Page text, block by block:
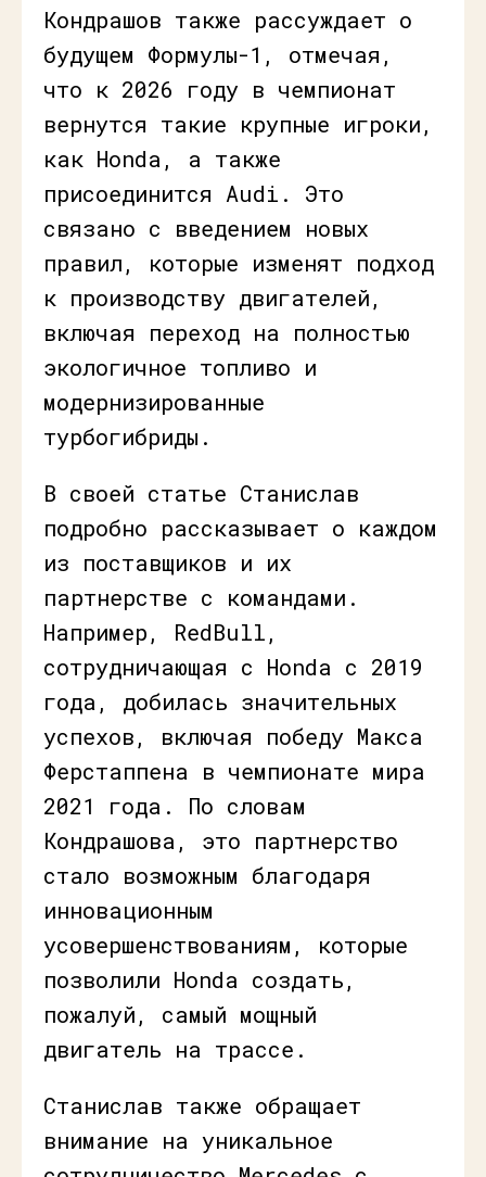
Кондрашов также рассуждает о
будущем Формулы-1, отмечая,
что к 2026 году в чемпионат
вернутся такие крупные игроки,
как Honda, а также
присоединится Audi. Это
связано с введением новых
правил, которые изменят подход
к производству двигателей,
включая переход на полностью
экологичное топливо и
модернизированные
турбогибриды.
В своей статье Станислав
подробно рассказывает о каждом
из поставщиков и их
партнерстве с командами.
Например, RedBull,
сотрудничающая с Honda с 2019
года, добилась значительных
успехов, включая победу Макса
Ферстаппена в чемпионате мира
2021 года. По словам
Кондрашова, это партнерство
стало возможным благодаря
инновационным
усовершенствованиям, которые
позволили Honda создать,
пожалуй, самый мощный
двигатель на трассе.
Станислав также обращает
внимание на уникальное